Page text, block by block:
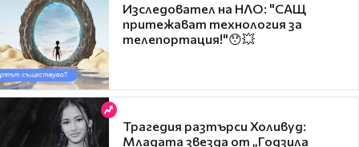
Изследовател на НЛО: "САЩ
притежават технология за
телепортация!"😯💥
Трагедия разтърси Холивуд:
Младата звезда от „Годзила